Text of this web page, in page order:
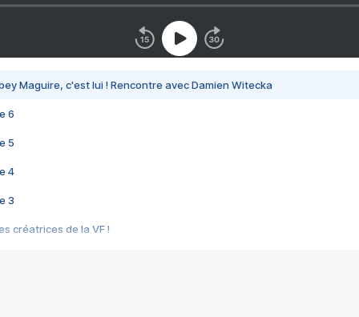
Maguire, c'est lui ! Rencontre avec Damien Witecka
6
5
4
3
créatrices de la VF !